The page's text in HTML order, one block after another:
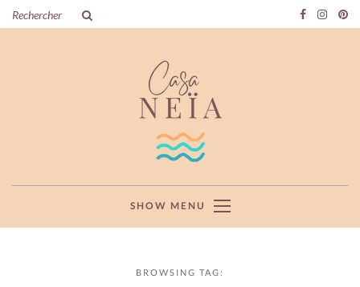
SHOW MENU
BROWSING TAG: